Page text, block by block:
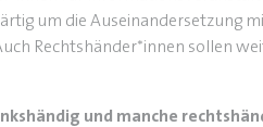
um die Auseinandersetzung
Rechtshänder*innen sollen
und manche